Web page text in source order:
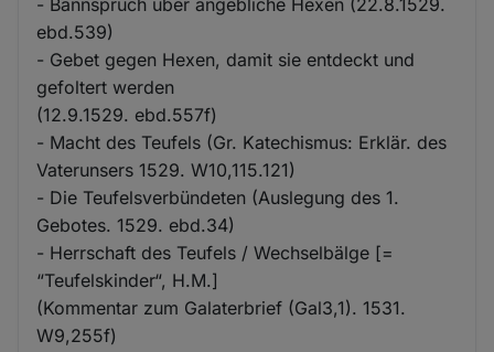
ebd.539)
- Gebet gegen Hexen, damit sie entdeckt und
gefoltert werden
(12.9.1529. ebd.557f)
- Macht des Teufels (Gr. Katechismus: Erklär. des
Vaterunsers 1529. W10,115.121)
- Die Teufelsverbündeten (Auslegung des 1.
Gebotes. 1529. ebd.34)
- Herrschaft des Teufels / Wechselbälge [=
“Teufelskinder“, H.M.]
(Kommentar zum Galaterbrief (Gal3,1). 1531.
W9,255f)